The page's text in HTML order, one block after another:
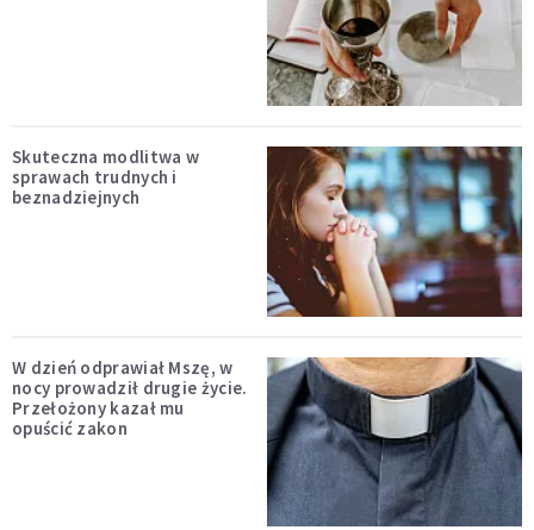
Skuteczna modlitwa w
sprawach trudnych i
beznadziejnych
W dzień odprawiał Mszę, w
nocy prowadził drugie życie.
Przełożony kazał mu
opuścić zakon